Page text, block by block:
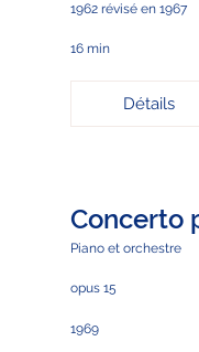
1962 révisé en 1967
16 min
Détails
Concerto
Piano et orchestre
opus 15
1969